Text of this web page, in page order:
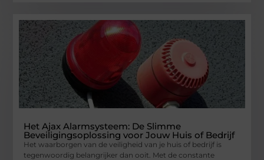
Het Ajax Alarmsysteem: De Slimme
Beveiligingsoplossing voor Jouw Huis of Bedrijf
Het waarborgen van de veiligheid van je huis of bedrijf is
tegenwoordig belangrijker dan ooit. Met de constante